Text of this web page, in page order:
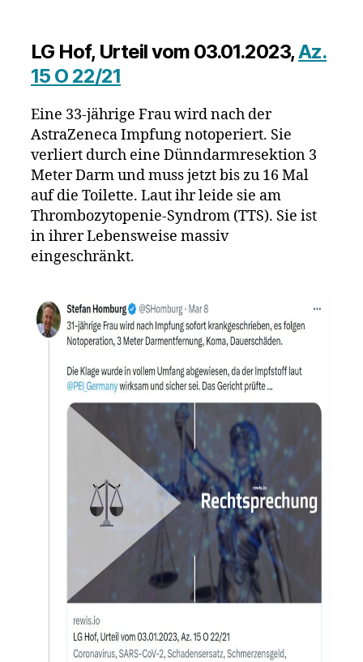
33-
Jährige
liegt
im
kann
LG Hof, Urteil vom 03.01.2023,Az.
15 O 22/21
Eine 33-jährige Frau wird nach der
AstraZeneca Impfung notoperiert. Sie
verliert durch eine Dünndarmresektion 3
Meter Darm und muss jetzt bis zu 16 Mal
auf die Toilette. Laut ihr leide sie am
Thrombozytopenie-Syndrom (TTS). Sie ist
in ihrer Lebensweise massiv
eingeschränkt.